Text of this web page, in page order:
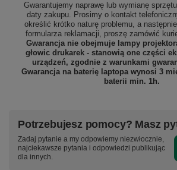
Gwarantujemy naprawę lub wymianę
daty zakupu. Prosimy o kontakt
określić krótko naturę problemu, a
formularza reklamacji, proszę zamówić
Gwarancja nie obejmuje lampy
głowic drukarek - stanowią one części
urządzeń, zgodnie z warunkami
Gwarancja na baterię laptopa wynosi 3
baterii min. 1h.
Potrzebujesz pomocy? Masz
Zadaj pytanie a my odpowiemy niezwłocznie,
najciekawsze pytania i odpowiedzi publikując
dla innych.